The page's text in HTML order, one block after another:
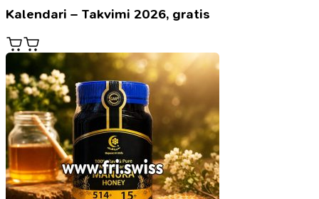
Kalendari – Takvimi 2026, gratis